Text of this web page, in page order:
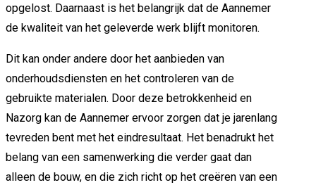
opgelost. Daarnaast is het belangrijk dat de Aannemer
de kwaliteit van het geleverde werk blijft monitoren.
Dit kan onder andere door het aanbieden van
onderhoudsdiensten en het controleren van de
gebruikte materialen. Door deze betrokkenheid en
Nazorg kan de Aannemer ervoor zorgen dat je jarenlang
tevreden bent met het eindresultaat. Het benadrukt het
belang van een samenwerking die verder gaat dan
alleen de bouw, en die zich richt op het creëren van een